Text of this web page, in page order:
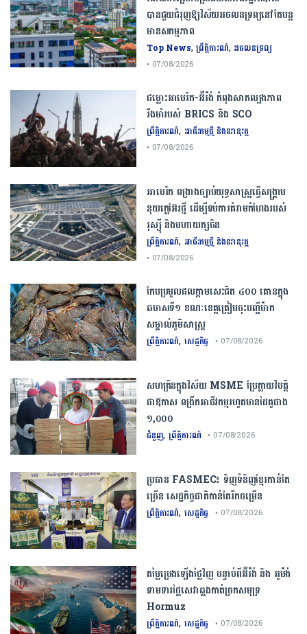
បាន​ជួយ​ជំរុញឱ្យវិស័យ​អចលនទ្រព្យនៅតែបន្ត​
មានសកម្មភាព
Top News,ព្រឹត្តិការណ៍, អចលនទ្រព្យ
• 07/08/2026
ជម្លោះ​អាមេរិក​-​អ៊ីរ៉ង់​ ​កំពុង​សាកល្បង​ភាព​
រឹងមាំ​របស់​ ​BRICS​ ​និង​ ​SCO​
ព្រឹត្តិការណ៍, អាជីវកម្មថ្មី និងនវានុវត្ត
• 07/08/2026
​អាមេរិក​ ពង្រាងច្បាប់​យុទ្ធសាស្ត្រ​ធ្វើ​សង្គ្រាម​
នុយក្លេអ៊ែរ​ថ្មី ដើម្បីទប់ការគំរាមកំហែងរបស់​
រុស្ស៊ី និងមហាយក្សចិន
ព្រឹត្តិការណ៍, អាជីវកម្មថ្មី និងនវានុវត្ត
• 07/08/2026
កែប​ប្រមូល​ផល​ក្តាម​សេះ​ជិត​ ​៤០០ ​តោន​ក្នុង​
ឆមាស​ទី​១​ ​ខណៈ​ខេត្ត​ត្រៀម​ចុះបញ្ជី​ម៉ាក​
សម្គាល់​ភូមិសាស្ត្រ​
ព្រឹត្តិការណ៍, សេដ្ឋកិច្ច • 07/08/2026
សហគ្រិនក្នុងវិស័យ MSME ប្រែក្លាយវិបត្តិ
ជាឱកាស ពង្រីកអាជីវកម្មរហូតមានដៃគូជាង
១,០០០
ជំនួញ,ព្រឹត្តិការណ៍ • 07/08/2026
ប្រធាន​​ ​FASMEC​៖​ ​ទិញ​ទំនិញ​ខ្មែរ​កាន់តែ​
ច្រើន​ ​សេដ្ឋកិច្ច​ជាតិ​កាន់តែ​រីកចម្រើន​
ព្រឹត្តិការណ៍, សេដ្ឋកិច្ច • 07/08/2026
តម្លៃប្រេងឡើងថ្លៃវិញ បន្ទាប់ពីអ៊ីរ៉ង់ និង អូម៉ង់
ទាមទារថ្លៃសេវាឆ្លងកាត់ច្រកសមុទ្រ
Hormuz
ព្រឹត្តិការណ៍, សេដ្ឋកិច្ច • 07/08/2026